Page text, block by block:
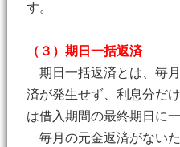
す。
（３）期日一括返済
期日一括返済とは、毎
済が発生せず、利息分だ
は借入期間の最終期日に
毎月の元金返済がない